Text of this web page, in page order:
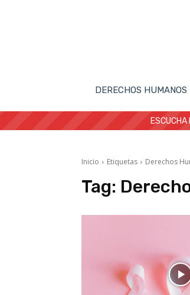
DERECHOS HUMANOS
ESCUCHA
Inicio Etiquetas Derechos
Tag: